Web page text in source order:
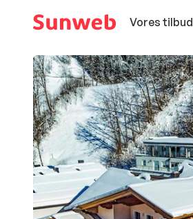
Vores tilbud